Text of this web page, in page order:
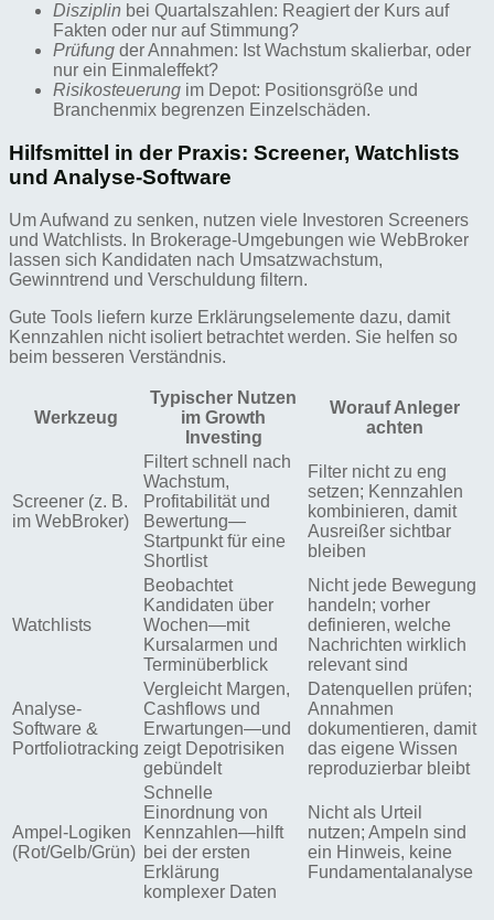
Disziplin bei Quartalszahlen: Reagiert der Kurs auf
Fakten oder nur auf Stimmung?
Prüfung der Annahmen: Ist Wachstum skalierbar, oder
nur ein Einmaleffekt?
Risikosteuerung im Depot: Positionsgröße und
Branchenmix begrenzen Einzelschäden.
Hilfsmittel in der Praxis: Screener, Watchlists
und Analyse-Software
Um Aufwand zu senken, nutzen viele Investoren Screeners
und Watchlists. In Brokerage-Umgebungen wie WebBroker
lassen sich Kandidaten nach Umsatzwachstum,
Gewinntrend und Verschuldung filtern.
Gute Tools liefern kurze Erklärungselemente dazu, damit
Kennzahlen nicht isoliert betrachtet werden. Sie helfen so
beim besseren Verständnis.
Werkzeug
Typischer Nutzen
im Growth
Investing
Worauf Anleger
achten
Screener (z. B.
im WebBroker)
Filtert schnell nach
Wachstum,
Profitabilität und
Bewertung—
Startpunkt für eine
Shortlist
Filter nicht zu eng
setzen; Kennzahlen
kombinieren, damit
Ausreißer sichtbar
bleiben
Watchlists
Beobachtet
Kandidaten über
Wochen—mit
Kursalarmen und
Terminüberblick
Nicht jede Bewegung
handeln; vorher
definieren, welche
Nachrichten wirklich
relevant sind
Analyse-
Software &
Portfoliotracking
Vergleicht Margen,
Cashflows und
Erwartungen—und
zeigt Depotrisiken
gebündelt
Datenquellen prüfen;
Annahmen
dokumentieren, damit
das eigene Wissen
reproduzierbar bleibt
Ampel-Logiken
(Rot/Gelb/Grün)
Schnelle
Einordnung von
Kennzahlen—hilft
bei der ersten
Erklärung
komplexer Daten
Nicht als Urteil
nutzen; Ampeln sind
ein Hinweis, keine
Fundamentalanalyse